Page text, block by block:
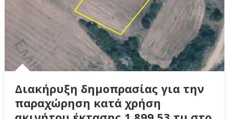
Διακήρυξη δημοπρασίας για την
παραχώρηση κατά χρήση